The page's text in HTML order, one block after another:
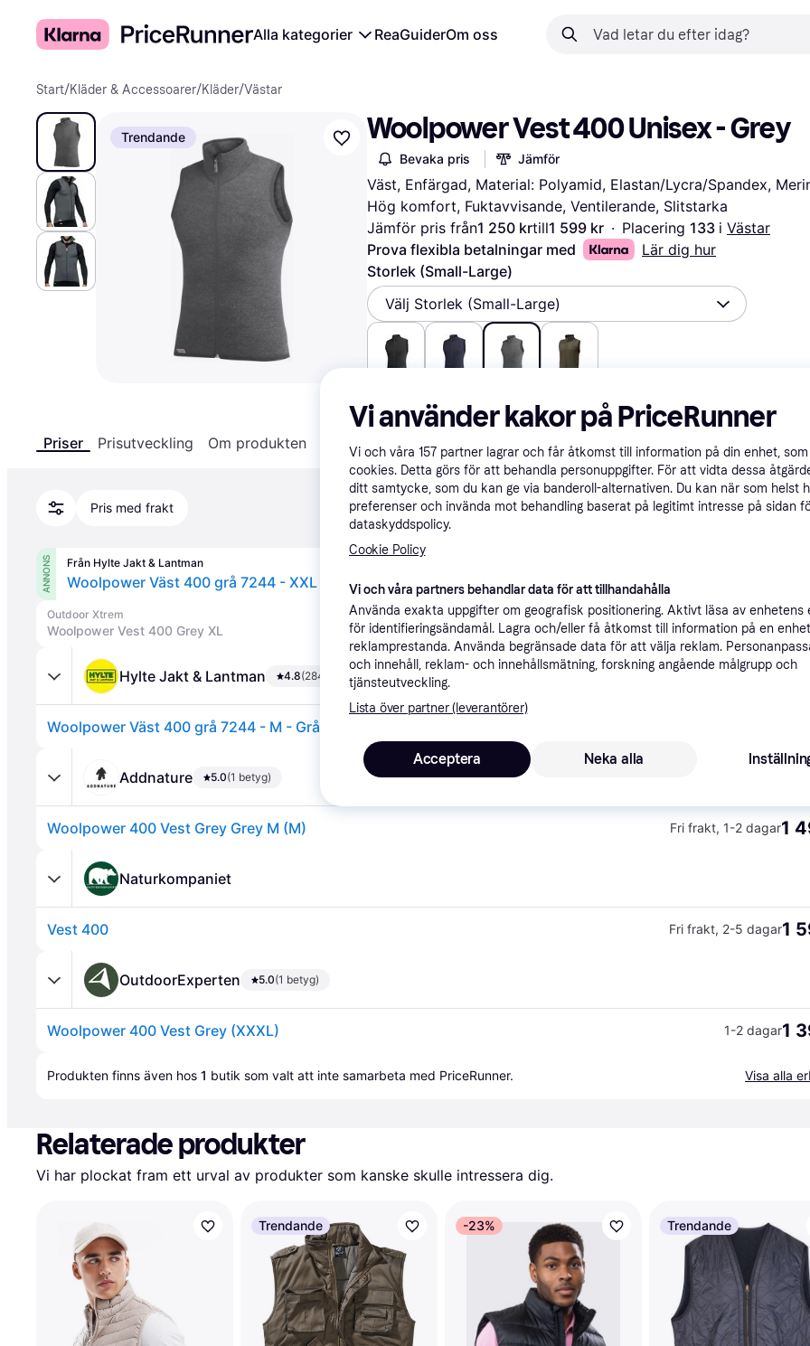
Alla kategorier ReaGuiderOm oss
Start/Kläder & Accessoarer/Kläder/Västar
Trendande Woolpower Vest 400 Unisex - Grey
Bevaka pris Jämför
Väst, Enfärgad, Material: Polyamid, Elastan/Lycra/Spandex,
Hög komfort, Fuktavvisande, Ventilerande, Slitstarka
Jämför pris från1 250 krtill1 599 kr · Placering 133 i Västar
Prova flexibla betalningar med
Lär dig hur
Storlek (Small-Large)
Välj Storlek (Small-Large)
Priser Prisutveckling Om produkten Specifikationer
Pris med frakt
ANNONS Från Hylte Jakt & Lantman
Woolpower Väst 400 grå 7244 - XXL - Grå (2XL)
Outdoor Xtrem
Woolpower Vest 400 Grey XL 1
Hylte Jakt & Lantman 4.8(284 betyg)
Woolpower Väst 400 grå 7244 - M - Grå (M)
Addnature 5.0(1 betyg)
Woolpower 400 Vest Grey Grey M (M) Fri frakt, 1-2 dagar1
Naturkompaniet
Vest 400 Fri frakt, 2-5 dagar1
OutdoorExperten 5.0(1 betyg)
Woolpower 400 Vest Grey (XXXL) 1-2 dagar1
Produkten finns även hos 1 butik som valt att inte samarbeta med PriceRunner. Visa alla
Relaterade produkter
Vi har plockat fram ett urval av produkter som kanske skulle intressera dig.
Trendande -23% Trendande
Vi använder kakor på PriceRunner
Vi och våra 157 partner lagrar och får åtkomst till information på din enhet,
cookies. Detta görs för att behandla personuppgifter. För att vidta dessa
ditt samtycke, som du kan ge via banderoll-alternativen. Du kan när som helst
preferenser och invända mot behandling baserat på legitimt intresse på sidan
dataskyddspolicy.
Cookie Policy
Vi och våra partners behandlar data för att tillhandahålla
Använda exakta uppgifter om geografisk positionering. Aktivt läsa av enhetens
för identifieringsändamål. Lagra och/eller få åtkomst till information på en
reklamprestanda. Använda begränsade data för att välja reklam.
och innehåll, reklam- och innehållsmätning, forskning angående målgrupp och
tjänsteutveckling.
Lista över partner (leverantörer)
Neka alla
Acceptera